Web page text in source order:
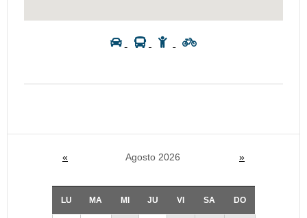
« Agosto 2026 »
LU MA MI JU VI SA DO